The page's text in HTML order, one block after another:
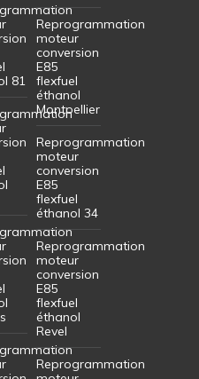
81
Reprogrammation
moteur
conversion
E85
flexfuel
éthanol
Montpellier
Reprogrammation
moteur
conversion
E85
flexfuel
éthanol 34
Reprogrammation
moteur
conversion
E85
flexfuel
éthanol
Revel
Reprogrammation